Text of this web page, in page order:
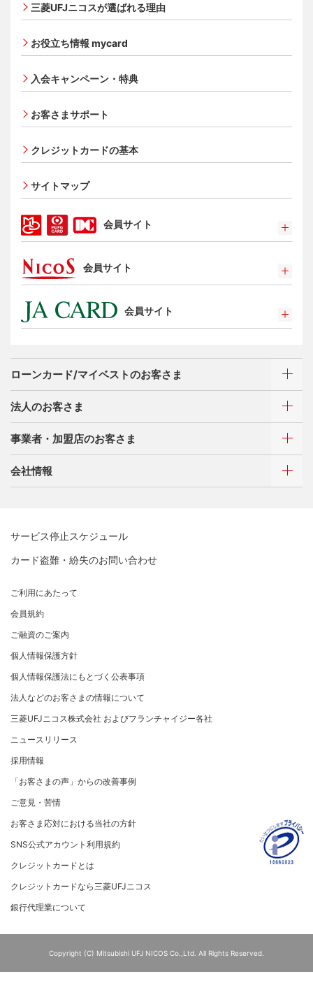
三菱ＵＦＪカード
三菱ＵＦＪカード・プラチナ・アメリカン・エキスプレ
オンライン入会申し込みの流れ
追加できるカード・機能
UnionPay（銀聯）カード
ETCカード
エクスプレス予約サービス（プラスEX会員）
タッチ決済
三菱UFJニコスが選ばれる理由
お役立ち情報 mycard
入会キャンペーン・特典
お客さまサポート
クレジットカードの基本
サイトマップ
会員サイト
特典・サービス
選べるお支払方法
カードローン・キャッシング
お客さまサポート
会員サイト
特典・サービス
選べるお支払方法
お客さまサポート
サイトマップ
会員サイト
特典・サービス
選べるお支払方法
お客さまサポート
サイトマップ
ローンカード/マイベストのお客さま
ご利用・お支払い方法
ATMネットワーク
借入時残高スライドリボルビング方式
各種照会・お手続き
三菱UFJニコス ローンカード 各種規約
法人のお客さま
三菱ＵＦＪカード会員の方
NICOSカード会員の方
プラチナ会員さま専用の特別なサービス Platinum
Special Service
大規模企業のお客さまだけにご利用いただけるサービス
各種照会・お手続き
法人のお客さま サイトマップ
法人向けポータルサイト
事業者・加盟店のお客さま
お取り扱いいただけるカード情報とお支払い情報
加盟店規約/その他ご注意事項
個人情報のお取り扱いに関するお願い
[EC加盟店さまへ] 情報漏えい対策のお願い
[EC加盟店さまへ] 不正ログイン対策のお願い
各種お問い合わせ
「三菱UFJニコスギフトカード」お取り扱いに関するご
注意点（加盟店さま向け）
カード処理時のご注意事項
加盟店さま向けお問い合わせ
サービス・ソリューション
ト）
セキュリティサービス
よくあるご質問
事業者・加盟店のお客さま
法人向けポータルサイト
会社情報
三菱UFJニコスについて
経営ビジョン・行動規範
企業姿勢・ポリシー
コンプライアンス
コーポレートガバナンスについて
情報セキュリティの取り組み
リスク管理
マネー・ローンダリングおよびテロ資金供与等の対策に
関する取り組み
個人情報保護方針
クレジットポリシー
金融商品販売などの勧誘方針
お客さま応対における当社の方針
サステナビリティへの取り組み
サステナビリティへの取り組み
SDGsの達成に向けて
復興支援活動
お客さまに寄り添う
従業員とともに
MUFGグループ/サステナビリティサイト
ニュースリリース
お問い合わせ
重要なお知らせ
サービス停止スケジュール
カード盗難・紛失のお問い合わせ
ご利用にあたって
会員規約
ご融資のご案内
個人情報保護方針
個人情報保護法にもとづく公表事項
法人などのお客さまの情報について
三菱UFJニコス株式会社 およびフランチャイジー各社
ニュースリリース
採用情報
「お客さまの声」からの改善事例
ご意見・苦情
お客さま応対における当社の方針
SNS公式アカウント利用規約
クレジットカードとは
クレジットカードなら三菱UFJニコス
銀行代理業について
Copyright (C) Mitsubishi UFJ NICOS Co.,Ltd. All Rights Reserved.